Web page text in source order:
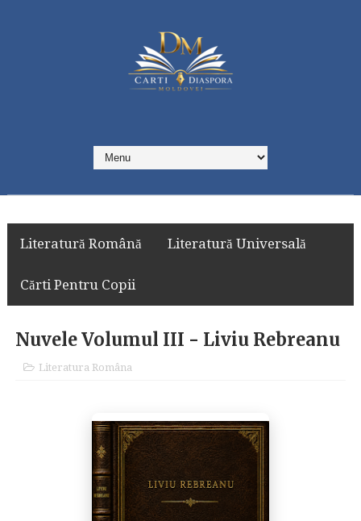
Literatură Română Literatură Universală
Cărti Pentru Copii
Nuvele Volumul III - Liviu Rebreanu
Literatura Româna